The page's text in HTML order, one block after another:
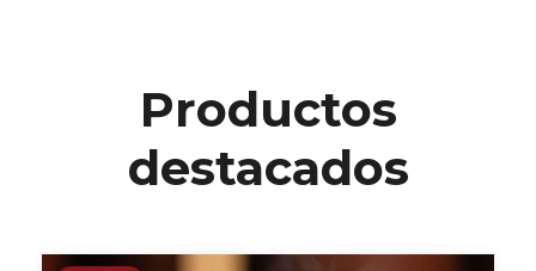
Productos
destacados